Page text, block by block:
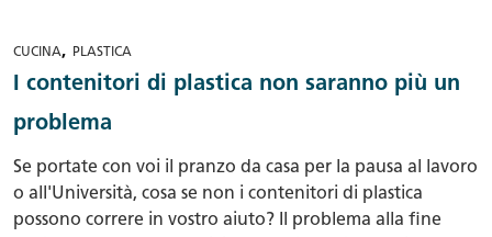
CUCINA, PLASTICA
I contenitori di plastica non saranno più un
problema
Se portate con voi il pranzo da casa per la pausa al lavoro
o all'Università, cosa se non i contenitori di plastica
possono correre in vostro aiuto? Il problema alla fine